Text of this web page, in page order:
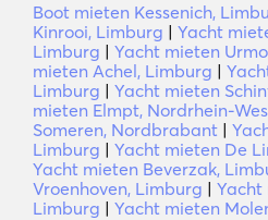
Boot mieten Kessenich,
Kinrooi, Limburg | Yacht
Limburg | Yacht mieten
mieten Achel, Limburg |
Limburg | Yacht mieten
mieten Elmpt, Nordrhein-
Someren, Nordbrabant |
Limburg | Yacht mieten De
Yacht mieten Beverzak,
Vroenhoven, Limburg | Yacht
Limburg | Yacht mieten